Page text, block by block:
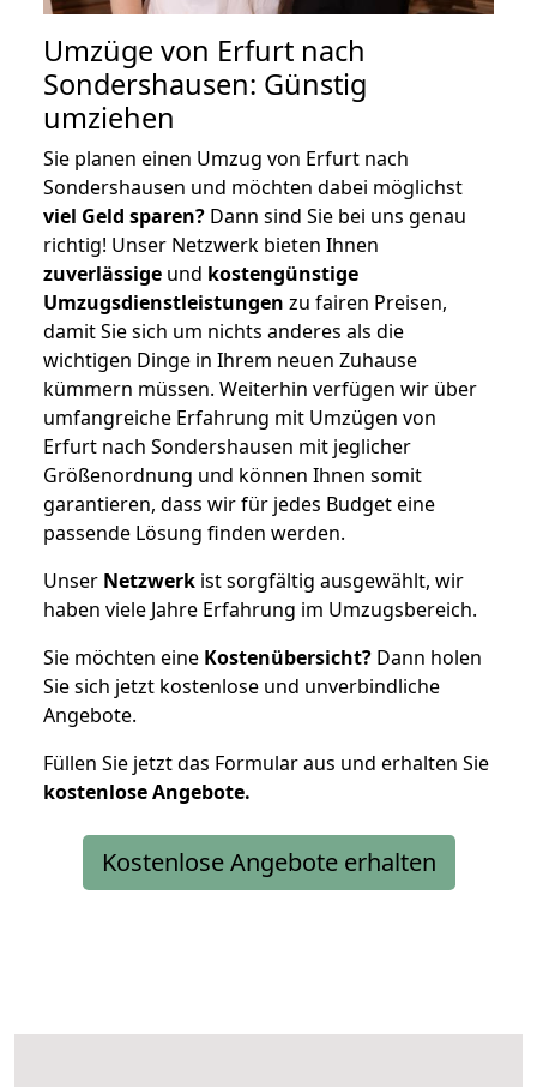
Umzüge von Erfurt nach
Sondershausen: Günstig
umziehen
Sie planen einen Umzug von Erfurt nach
Sondershausen und möchten dabei möglichst
viel Geld sparen? Dann sind Sie bei uns genau
richtig! Unser Netzwerk bieten Ihnen
zuverlässige und kostengünstige
Umzugsdienstleistungen zu fairen Preisen,
damit Sie sich um nichts anderes als die
wichtigen Dinge in Ihrem neuen Zuhause
kümmern müssen. Weiterhin verfügen wir über
umfangreiche Erfahrung mit Umzügen von
Erfurt nach Sondershausen mit jeglicher
Größenordnung und können Ihnen somit
garantieren, dass wir für jedes Budget eine
passende Lösung finden werden.
Unser Netzwerk ist sorgfältig ausgewählt, wir
haben viele Jahre Erfahrung im Umzugsbereich.
Sie möchten eine Kostenübersicht? Dann holen
Sie sich jetzt kostenlose und unverbindliche
Angebote.
Füllen Sie jetzt das Formular aus und erhalten Sie
kostenloseAngebote.
Kostenlose Angebote erhalten